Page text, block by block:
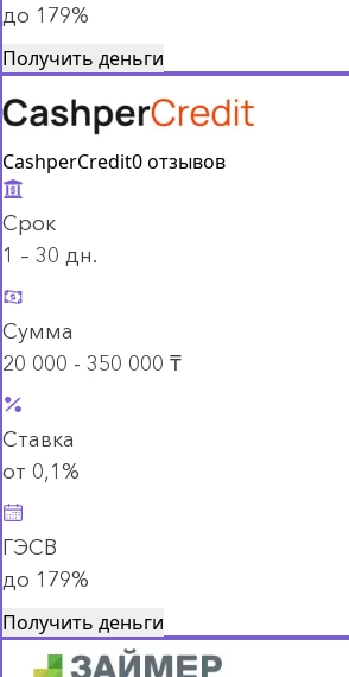
до 179%
Получить деньги
CashperCredit0 отзывов
Срок
1 – 30 дн.
Сумма
20 000 - 350 000 ₸
Ставка
от 0,1%
ГЭСВ
до 179%
Получить деньги